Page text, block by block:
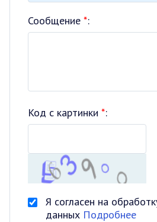
Сообщение *:
Код с картинки *:
Я согласен на
данных Подробнее